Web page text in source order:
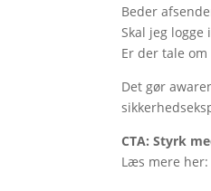
Beder
Skal jeg logge
Er der tale
Det gør
CTA: Styrk
Læs mere her: